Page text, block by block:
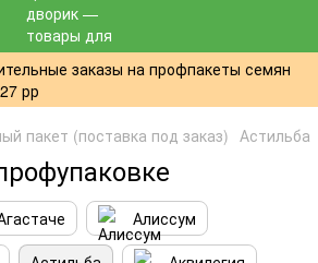
заказы на профпакеты семян
рр
пакет (поставка под заказ) Астильба
Алиссум